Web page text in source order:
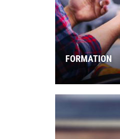
FORMATION